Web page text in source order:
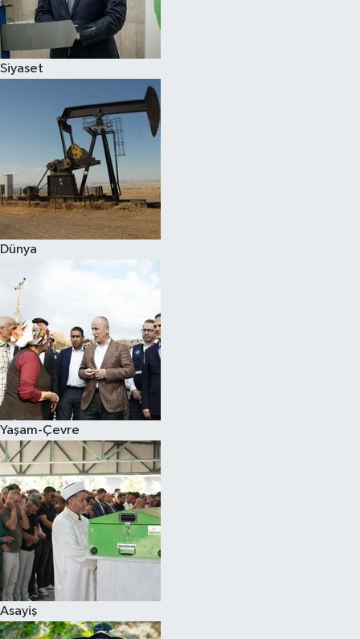
Siyaset
Dünya
Yaşam-Çevre
Asayiş
Spor
Çocuk
Eğitim
Hava Durumu
Kadın
Kültür Sanat
Sağlık
Siyaset
Teknoloji
Televizyon
Yaşam-Çevre